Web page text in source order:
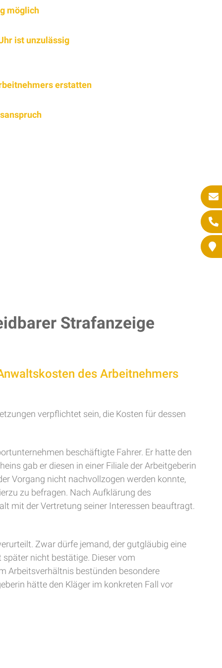
möglich
ist unzulässig
erstatten
Strafanzeige
des Arbeitnehmers
verpflichtet sein, die Kosten für dessen
beschäftigte Fahrer. Er hatte den
gab er diesen in einer Filiale der Arbeitgeberin
Vorgang nicht nachvollzogen werden konnte,
zu befragen. Nach Aufklärung des
mit der Vertretung seiner Interessen beauftragt.
Zwar dürfe jemand, der gutgläubig eine
nicht bestätige. Dieser vom
Arbeitsverhältnis bestünden besondere
hätte den Kläger im konkreten Fall vor